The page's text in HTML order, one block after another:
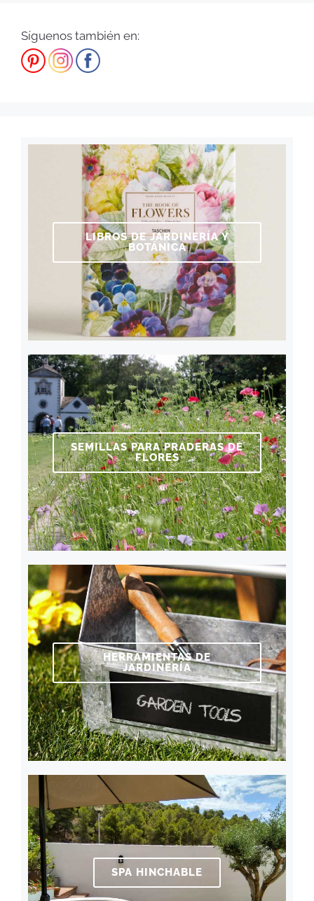
Síguenos también en:
LIBROS DE JARDINERÍA Y
BOTÁNICA
SEMILLAS PARA PRADERAS DE
FLORES
HERRAMIENTAS DE
JARDINERÍA
SPA HINCHABLE